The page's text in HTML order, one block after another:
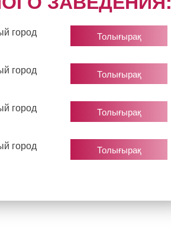
город Толығырақ
город Толығырақ
город Толығырақ
город Толығырақ